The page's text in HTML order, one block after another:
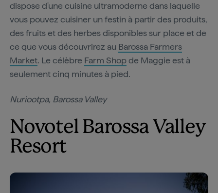
dispose d'une cuisine ultramoderne dans laquelle
vous pouvez cuisiner un festin à partir des produits,
des fruits et des herbes disponibles sur place et de
ce que vous découvrirez au Barossa Farmers
Market. Le célèbre Farm Shopde Maggie est à
seulement cinq minutes à pied.
Nuriootpa, Barossa Valley
Novotel Barossa Valley
Resort